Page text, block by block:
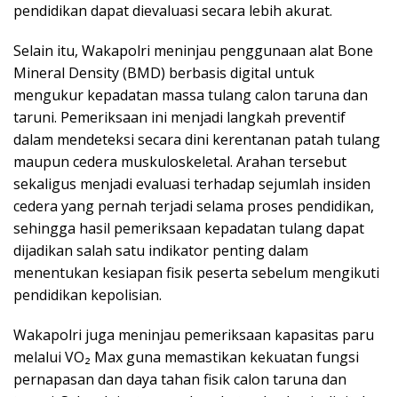
pendidikan dapat dievaluasi secara lebih akurat.
Selain itu, Wakapolri meninjau penggunaan alat Bone
Mineral Density (BMD) berbasis digital untuk
mengukur kepadatan massa tulang calon taruna dan
taruni. Pemeriksaan ini menjadi langkah preventif
dalam mendeteksi secara dini kerentanan patah tulang
maupun cedera muskuloskeletal. Arahan tersebut
sekaligus menjadi evaluasi terhadap sejumlah insiden
cedera yang pernah terjadi selama proses pendidikan,
sehingga hasil pemeriksaan kepadatan tulang dapat
dijadikan salah satu indikator penting dalam
menentukan kesiapan fisik peserta sebelum mengikuti
pendidikan kepolisian.
Wakapolri juga meninjau pemeriksaan kapasitas paru
melalui VO₂ Max guna memastikan kekuatan fungsi
pernapasan dan daya tahan fisik calon taruna dan